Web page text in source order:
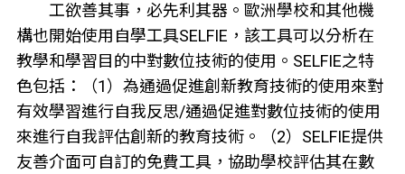
工欲善其事，必先利其器。歐洲學校和其他機
構也開始使用自學工具SELFIE，該工具可以分析在
教學和學習目的中對數位技術的使用。SELFIE之特
色包括：（1）為通過促進創新教育技術的使用來對
有效學習進行自我反思/通過促進對數位技術的使用
來進行自我評估創新的教育技術。（2）SELFIE提供
友善介面可自訂的免費工具，協助學校評估其在數